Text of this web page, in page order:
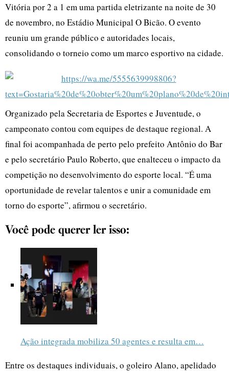
Vitória por 2 a 1 em uma partida eletrizante na noite de 30
de novembro, no Estádio Municipal O Bicão. O evento
reuniu um grande público e autoridades locais,
consolidando o torneio como um marco esportivo na cidade.
Organizado pela Secretaria de Esportes e Juventude, o
campeonato contou com equipes de destaque regional. A
final foi acompanhada de perto pelo prefeito Antônio do Bar
e pelo secretário Paulo Roberto, que enalteceu o impacto da
competição no desenvolvimento do esporte local. “É uma
oportunidade de revelar talentos e unir a comunidade em
torno do esporte”, afirmou o secretário.
Você pode querer ler isso:
Ação integrada mobiliza 50 agentes e resulta em…
Entre os destaques individuais, o goleiro Alano, apelidado